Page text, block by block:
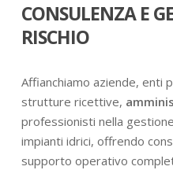
CONSULENZA E
RISCHIO
Affianchiamo aziende, enti
strutture ricettive,
professionisti nella
impianti idrici, offrendo
supporto operativo